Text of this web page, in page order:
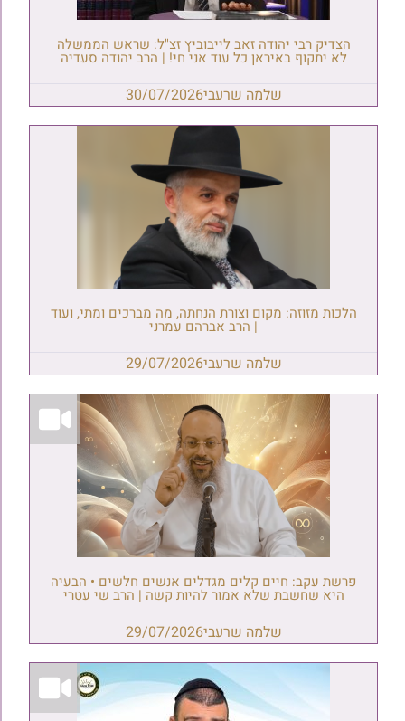
הצדיק רבי יהודה זאב לייבוביץ זצ"ל: שראש הממשלה
לא יתקוף באיראן כל עוד אני חי! | הרב יהודה סעדיה
שלמה שרעבי30/07/2026
הלכות מזוזה: מקום וצורת הנחתה, מה מברכים ומתי, ועוד
| הרב אברהם עמרני
שלמה שרעבי29/07/2026
פרשת עקב: חיים קלים מגדלים אנשים חלשים • הבעיה
היא שחשבת שלא אמור להיות קשה | הרב שי עטרי
שלמה שרעבי29/07/2026